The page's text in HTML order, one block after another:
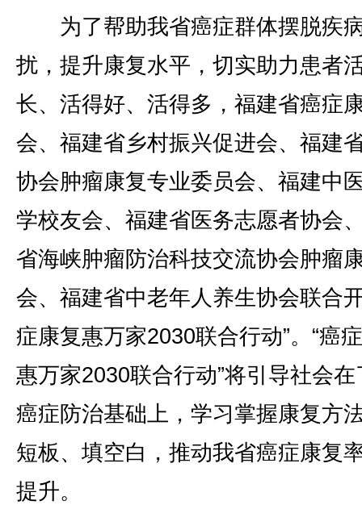
为了帮助我省癌症群体摆脱疾
扰，提升康复水平，切实助力患者
长、活得好、活得多，福建省癌症
会、福建省乡村振兴促进会、福建
协会肿瘤康复专业委员会、福建中
学校友会、福建省医务志愿者协会
省海峡肿瘤防治科技交流协会肿瘤
会、福建省中老年人养生协会联合
症康复惠万家2030联合行动”。“癌
惠万家2030联合行动”将引导社会在
癌症防治基础上，学习掌握康复方
短板、填空白，推动我省癌症康复
提升。